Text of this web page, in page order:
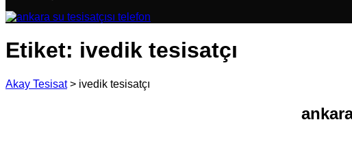
Etiket: ivedik tesisatçı
Akay Tesisat> ivedik tesisatçı